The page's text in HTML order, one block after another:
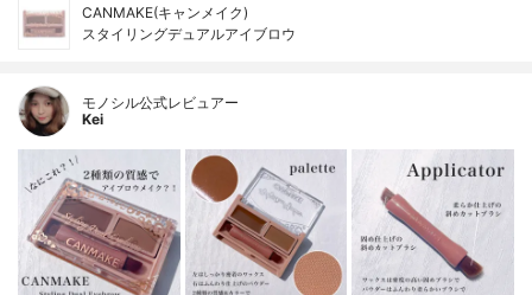
CANMAKE(キャンメイク)
スタイリングデュアルアイブロウ
モノシル公式レビュアー
Kei